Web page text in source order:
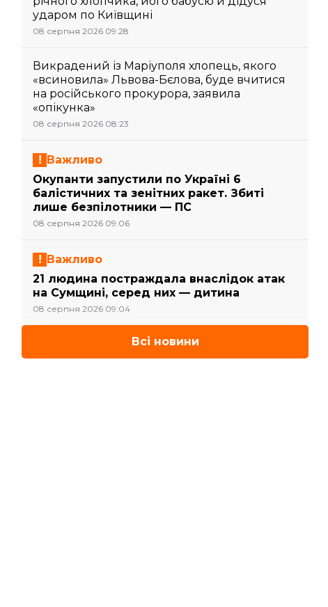
ударом по Київщині
08 серпня 2026 09:28
Викрадений із Маріуполя хлопець, якого
«всиновила» Львова-Бєлова, буде вчитися
на російського прокурора, заявила
«опікунка»
08 серпня 2026 08:23
Важливо
Окупанти запустили по Україні 6
балістичних та зенітних ракет. Збиті
лише безпілотники — ПС
08 серпня 2026 09:06
Важливо
21 людина постраждала внаслідок атак
на Сумщині, серед них — дитина
08 серпня 2026 09:04
Всі новини